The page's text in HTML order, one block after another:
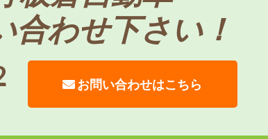
合わせ下さい！
お問い合わせはこちら